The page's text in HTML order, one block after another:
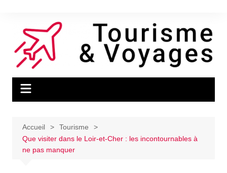
contenu
Accueil
Tourisme
Que visiter dans le Loir-et-Cher : les incontournables à
ne pas manquer